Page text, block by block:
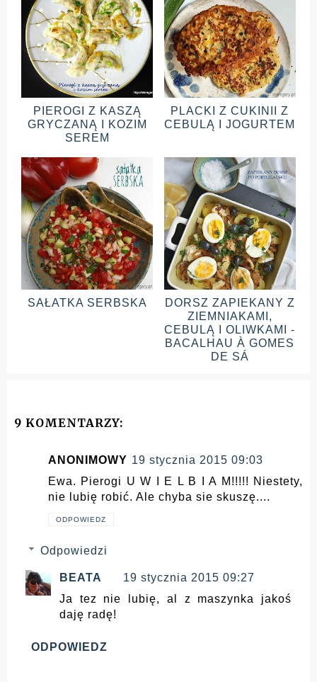
PIEROGI Z KASZĄ
GRYCZANĄ I KOZIM
SEREM
PLACKI Z CUKINII Z
CEBULĄ I JOGURTEM
SAŁATKA SERBSKA
DORSZ ZAPIEKANY Z
ZIEMNIAKAMI,
CEBULĄ I OLIWKAMI -
BACALHAU À GOMES
DE SÁ
9 KOMENTARZY:
ANONIMOWY 19 stycznia 2015 09:03
Ewa. Pierogi U W I E L B I A M!!!!! Niestety,
nie lubię robić. Ale chyba sie skuszę....
ODPOWIEDZ
Odpowiedzi
BEATA
19 stycznia 2015 09:27
Ja tez nie lubię, al z maszynka jakoś
daję radę!
ODPOWIEDZ